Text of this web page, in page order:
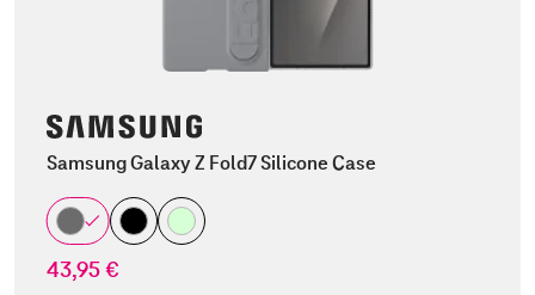
Samsung Galaxy Z Fold7 Silicone Case
43,95 €